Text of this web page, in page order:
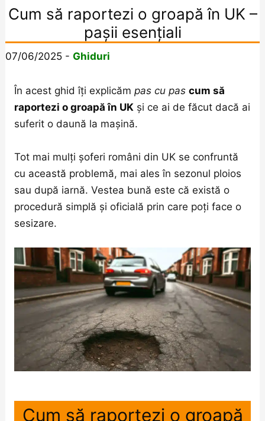
Cum să raportezi o groapă în UK –
pașii esențiali
07/06/2025 -Ghiduri
În acest ghid îți explicămpas cu pas cum să
raportezi o groapă în UK și ce ai de făcut dacă ai
suferit o daună la mașină.
Tot mai mulți șoferi români din UK se confruntă
cu această problemă, mai ales în sezonul ploios
sau după iarnă. Vestea bună este că există o
procedură simplă și oficială prin care poți face o
sesizare.
Cum să raportezi o groapă